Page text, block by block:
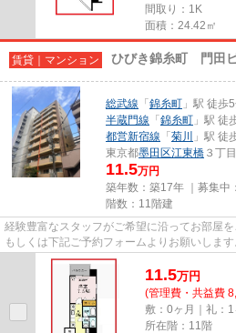
間取り：1K
面積：24.42㎡
賃貸｜マンション ひびき錦糸町 門田
総武線 「 錦糸町 」駅 徒歩
半蔵門線 「 錦糸町 」駅 徒
都営新宿線 「 菊川
」駅 徒
東京都墨田区江東橋 ３丁目
11.5万円
築年数：築17年 ｜募集中：
階数：11階建
経験豊富なスタッフがご希望に沿ってお部屋
もしくは下記ご予約フォームよりお願いします
11.5万円
(管理費・共益費
敷：0ヶ月｜礼：1
所在階：11階